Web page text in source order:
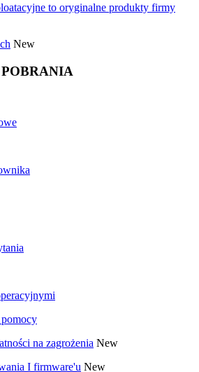
to oryginalne produkty firmy
New
pomocy
na zagrożenia New
I firmware'u New